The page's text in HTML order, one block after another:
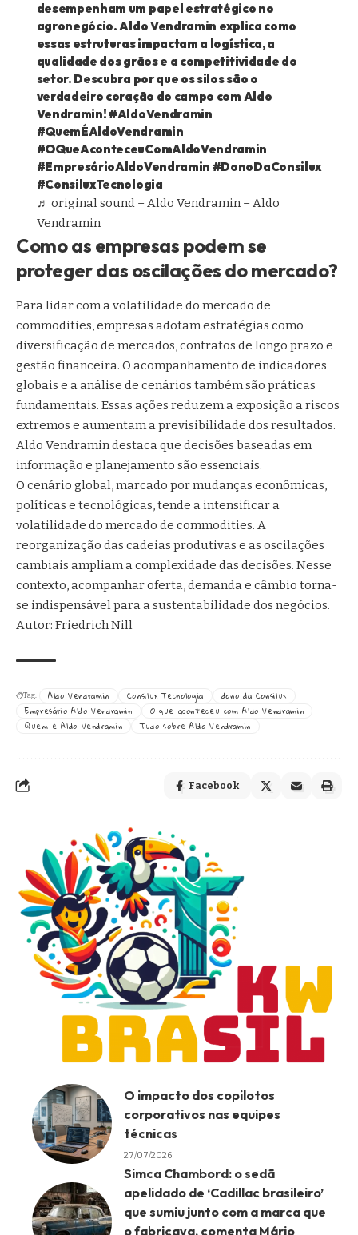
desempenham um papel estratégico no
agronegócio. Aldo Vendramin explica como
essas estruturas impactam a logística, a
qualidade dos grãos e a competitividade do
setor. Descubra por que os silos são o
verdadeiro coração do campo com Aldo
Vendramin! #AldoVendramin
#QuemÉAldoVendramin
#OQueAconteceuComAldoVendramin
#EmpresárioAldoVendramin #DonoDaConsilux
#ConsiluxTecnologia
♬ original sound – Aldo Vendramin – Aldo
Vendramin
Como as empresas podem se
proteger das oscilações do mercado?
Para lidar com a volatilidade do mercado de
commodities, empresas adotam estratégias como
diversificação de mercados, contratos de longo prazo e
gestão financeira. O acompanhamento de indicadores
globais e a análise de cenários também são práticas
fundamentais. Essas ações reduzem a exposição a riscos
extremos e aumentam a previsibilidade dos resultados.
Aldo Vendramin destaca que decisões baseadas em
informação e planejamento são essenciais.
O cenário global, marcado por mudanças econômicas,
políticas e tecnológicas, tende a intensificar a
volatilidade do mercado de commodities. A
reorganização das cadeias produtivas e as oscilações
cambiais ampliam a complexidade das decisões. Nesse
contexto, acompanhar oferta, demanda e câmbio torna-
se indispensável para a sustentabilidade dos negócios.
Autor: Friedrich Nill
Tag: Aldo Vendramin Consilux Tecnologia
dono da Consilux
Empresário Aldo Vendramin
O que aconteceu com Aldo Vendramin
Quem é Aldo Vendramin
Tudo sobre Aldo Vendramin
Facebook
O impacto dos copilotos
corporativos nas equipes
técnicas
27/07/2026
Simca Chambord: o sedã
apelidado de ‘Cadillac brasileiro’
que sumiu junto com a marca que
o fabricava, comenta Mário